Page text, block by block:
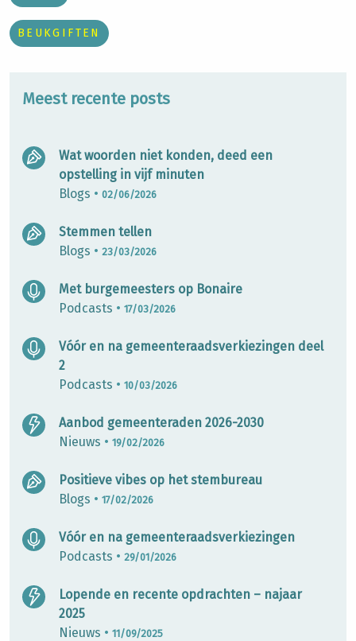
BEUKGIFTEN
Meest recente posts
Wat woorden niet konden, deed een
opstelling in vijf minuten
Blogs • 02/06/2026
Stemmen tellen
Blogs • 23/03/2026
Met burgemeesters op Bonaire
Podcasts • 17/03/2026
Vóór en na gemeenteraadsverkiezingen deel
2
Podcasts • 10/03/2026
Aanbod gemeenteraden 2026-2030
Nieuws • 19/02/2026
Positieve vibes op het stembureau
Blogs • 17/02/2026
Vóór en na gemeenteraadsverkiezingen
Podcasts • 29/01/2026
Lopende en recente opdrachten – najaar
2025
Nieuws • 11/09/2025